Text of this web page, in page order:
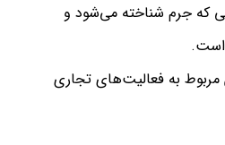
که جرم شناخته می‌شود و
مربوط به فعالیت‌های تجاری